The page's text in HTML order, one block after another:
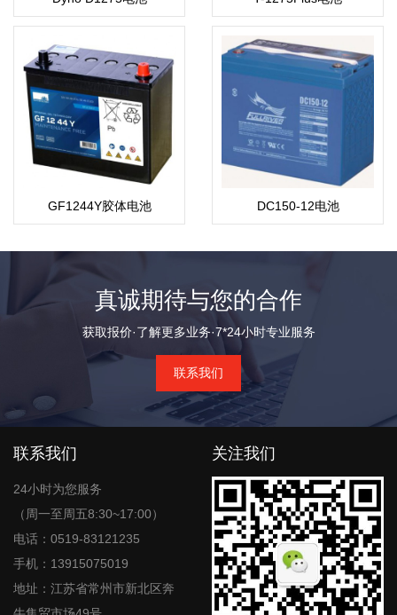
GF1244Y胶体电池 DC150-12电池
真诚期待与您的合作
获取报价·了解更多业务·7*24小时专业服务
联系我们
联系我们
24小时为您服务
（周一至周五8:30~17:00）
电话：0519-83121235
手机：13915075019
地址：江苏省常州市新北区奔
关注我们